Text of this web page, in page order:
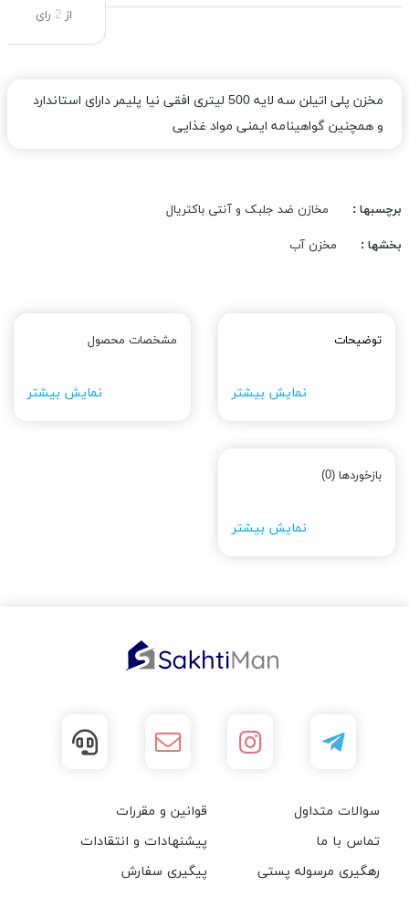
از 2 رای
مخزن پلی اتیلن سه لایه 500 لیتری افقی نیا پلیمر دارای استاندارد
و همچنین گواهینامه ایمنی مواد غذایی
برچسبها : مخازن ضد جلبک و آنتی باکتریال
بخشها : مخزن آب
توضیحات
نمایش بیشتر
مشخصات محصول
نمایش بیشتر
بازخوردها (0)
نمایش بیشتر
سوالات متداول
قوانین و مقررات
تماس با ما
پیشنهادات و انتقادات
رهگیری مرسوله پستی
پیگیری سفارش